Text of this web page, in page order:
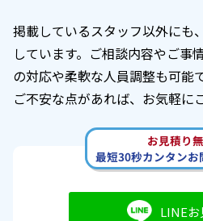
掲載しているスタッフ以外にも
しています。ご相談内容やご事
の対応や柔軟な人員調整も可能で
ご不安な点があれば、お気軽に
お見積り
最短30秒カンタンお
LINEお